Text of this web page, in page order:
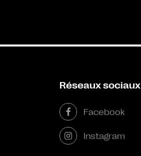
Réseaux sociaux
Facebook
Instagram